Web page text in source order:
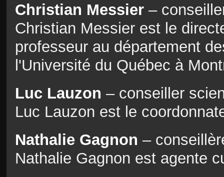
Christian Messier –
Christian Messier est le
professeur au département
l'Université du Québec à
Luc Lauzon – conseiller
Luc Lauzon est le
Nathalie Gagnon –
Nathalie Gagnon est agente